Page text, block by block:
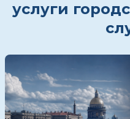
услуги